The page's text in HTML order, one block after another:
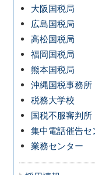
大阪国税局
広島国税局
高松国税局
福岡国税局
熊本国税局
沖縄国税事務所
税務大学校
国税不服審判所
集中電話催告セ
業務センター